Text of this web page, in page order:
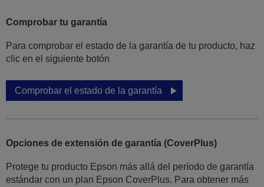
Comprobar tu garantía
Para comprobar el estado de la garantía de tu producto, haz
clic en el siguiente botón
Comprobar el estado de la garantía
Opciones de extensión de garantía (CoverPlus)
Protege tu producto Epson más allá del período de garantía
estándar con un plan Epson CoverPlus. Para obtener más